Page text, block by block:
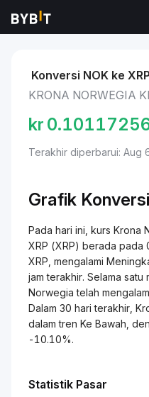
Pasar
Konversi NOK ke XRP
KRONA NORWEGIA
kr
Terakhir diperbarui: Aug
Grafik
Pada hari ini, kurs Krona
XRP (XRP) berada
XRP, mengalami
jam terakhir. Selama satu
Norwegia telah
Dalam 30 hari terakhir,
dalam tren Ke Bawah,
-10.10%.
Statistik Pasar